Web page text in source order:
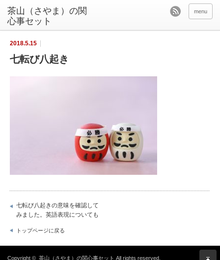
茶山（さやま）の関
心事セット
menu
2018.5.15
七転び八起き
七転び八起きの意味を確認して
みました。英語表現についても
トップページに戻る
Copyright © 茶山（さやま）の関心事セット All rights reserved.